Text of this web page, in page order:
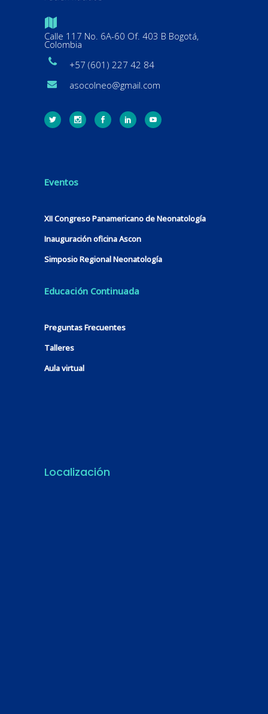
Calle 117 No. 6A-60 Of. 403 B Bogotá,
Colombia
+57 (601) 227 42 84
asocolneo@gmail.com
Eventos
XII Congreso Panamericano de Neonatología
Inauguración oficina Ascon
Simposio Regional Neonatología
Educación Continuada
Preguntas Frecuentes
Talleres
Aula virtual
Localización